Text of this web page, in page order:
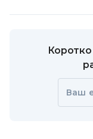
Коротко
Ваш